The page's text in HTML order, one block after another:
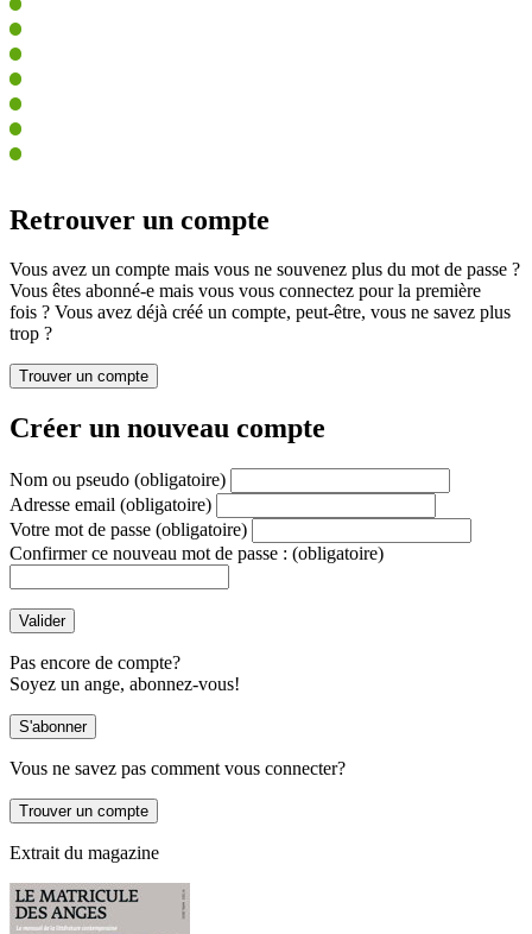
Retrouver un compte
Vous avez un compte mais vous ne souvenez plus du mot de passe ?
Vous êtes abonné-e mais vous vous connectez pour la première
fois ? Vous avez déjà créé un compte, peut-être, vous ne savez plus
trop ?
Créer un nouveau compte
Nom ou pseudo (obligatoire)
Adresse email (obligatoire)
Votre mot de passe (obligatoire)
Confirmer ce nouveau mot de passe : (obligatoire)
Pas encore de compte?
Soyez un ange, abonnez-vous!
Vous ne savez pas comment vous connecter?
Extrait du magazine